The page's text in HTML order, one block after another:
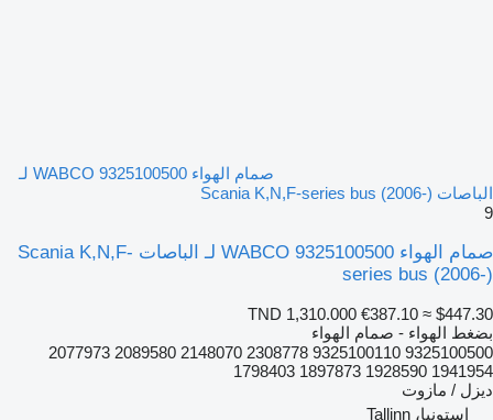
صمام الهواء WABCO 9325100500 لـ
الباصات Scania K,N,F-series bus (2006-)
9
صمام الهواء WABCO 9325100500 لـ الباصات Scania K,N,F-
series bus (2006-)
TND 1,310.000 €387.10 ≈ $447.30
بضغط الهواء - صمام الهواء
9325100500 9325100110 2308778 2148070 2089580 2077973
1941954 1928590 1897873 1798403
ديزل / مازوت
إستونيا، Tallinn